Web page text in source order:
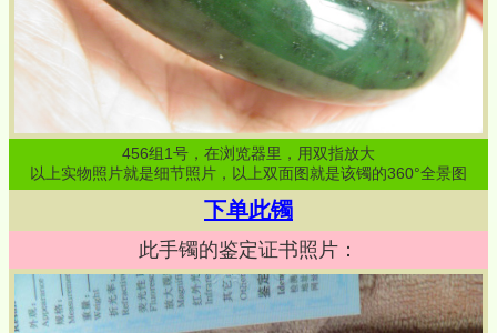
456组1号，在浏览器里，用双指放大
以上实物照片就是细节照片，以上双面图就是该镯的360°全景图
下单此镯
此手镯的鉴定证书照片：